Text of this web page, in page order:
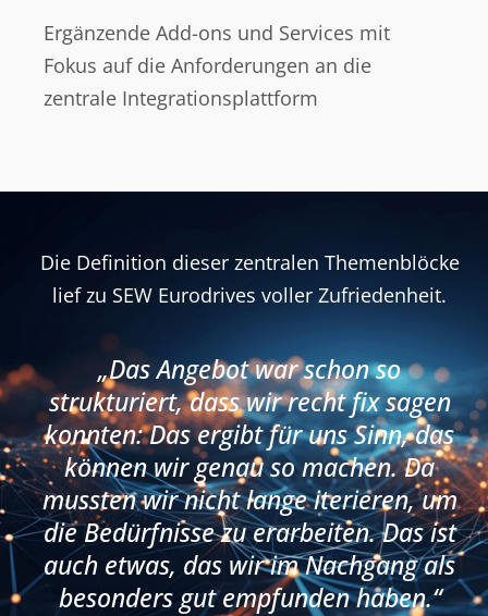
Ergänzende Add-ons und Services mit
Fokus auf die Anforderungen an die
zentrale Integrationsplattform
Die Definition dieser zentralen Themenblöcke
lief zu SEW Eurodrives voller Zufriedenheit.
„Das Angebot war schon so
strukturiert, dass wir recht fix sagen
konnten: Das ergibt für uns Sinn, das
können wir genau so machen. Da
mussten wir nicht lange iterieren, um
die Bedürfnisse zu erarbeiten. Das ist
auch etwas, das wir im Nachgang als
besonders gut empfunden haben.“